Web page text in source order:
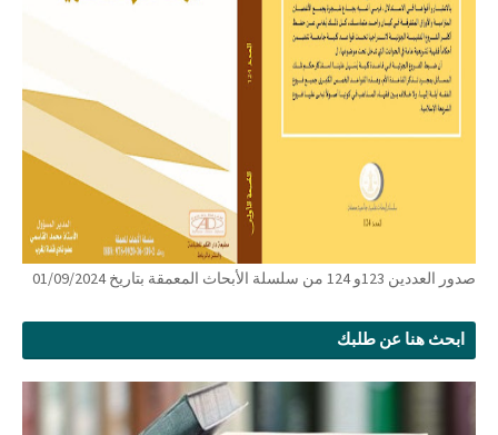
صدور العددين 123و 124 من سلسلة الأبحاث المعمقة بتاريخ 01/09/2024
ابحث هنا عن طلبك